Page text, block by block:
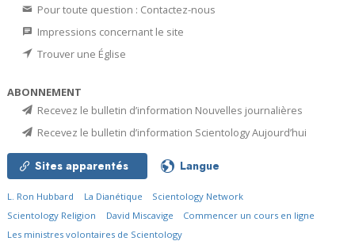
Pour toute question : Contactez-nous
Impressions concernant le site
Trouver une Église
ABONNEMENT
Recevez le bulletin d’information Nouvelles journalières
Recevez le bulletin d’information Scientology Aujourd’hui
Sites apparentés Langue
L. Ron Hubbard La Dianétique
Scientology Network
Scientology Religion
David Miscavige
Commencer un cours en ligne
Les ministres volontaires de Scientology